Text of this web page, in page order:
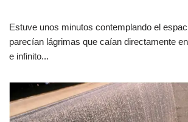
Estuve unos minutos contemplando el
parecían lágrimas que caían directamente
e infinito...